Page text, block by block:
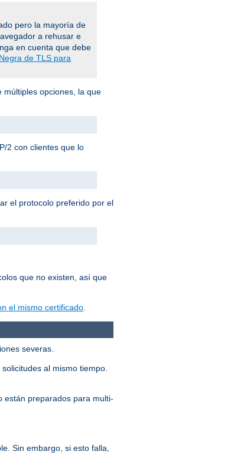
pero la mayoría de
a rehusar e
en cuenta que debe
de TLS para
múltiples opciones, la que
2 con clientes que lo
el protocolo preferido por el
que no existen, así que
el mismo certificado
severas.
al mismo tiempo.
están preparados para multi-
Sin embargo, si esto falla,